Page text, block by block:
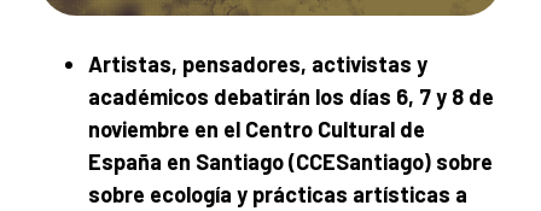
Artistas, pensadores, activistas y
académicos debatirán los días 6, 7 y 8 de
noviembre en el Centro Cultural de
España en Santiago (CCESantiago) sobre
sobre ecología y prácticas artísticas a